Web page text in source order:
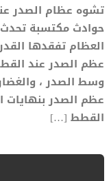
تشوه عظام الصدر
حوادث مكتسبة
العظام تفقدها
عظم الصدر عند
وسط الصدر ،
عظم الصدر
القطط […]